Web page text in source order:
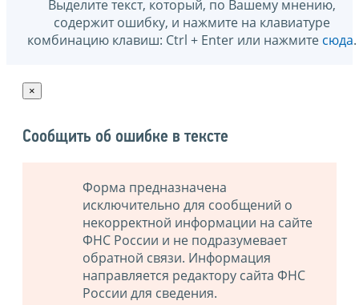
Выделите текст, который, по Вашему мнению,
содержит ошибку, и нажмите на клавиатуре
комбинацию клавиш: Ctrl + Enter или нажмите сюда.
×
Сообщить об ошибке в тексте
Форма предназначена
исключительно для сообщений о
некорректной информации на сайте
ФНС России и не подразумевает
обратной связи. Информация
направляется редактору сайта ФНС
России для сведения.